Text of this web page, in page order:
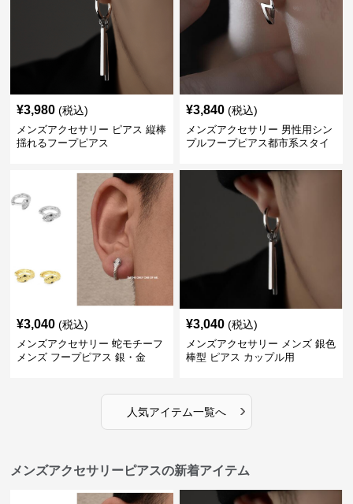
¥3,980 (税込)
メンズアクセサリー ピアス 縦棒
揺れるフープピアス
¥3,840 (税込)
メンズアクセサリー 男性用シン
プルフープピアス都市系スタイ
¥3,040 (税込)
メンズアクセサリー 蛇モチーフ
メンズ フープピアス 銀・金
¥3,040 (税込)
メンズアクセサリー メンズ 銀色
棒型 ピアス カップル用
人気アイテム一覧へ ›
メンズアクセサリーピアスの新着アイテム